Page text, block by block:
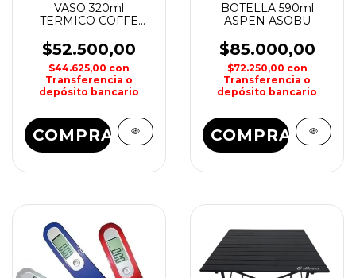
VASO 320ml
TERMICO COFFE
$52.500,00
$44.625,00 con
Transferencia o
depósito bancario
COMPRAR
BOTELLA 590ml
ASPEN ASOBU
$85.000,00
$72.250,00 con
Transferencia o
depósito bancario
COMPRAR